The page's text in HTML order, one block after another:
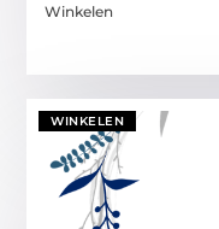
Winkelen
WINKELEN